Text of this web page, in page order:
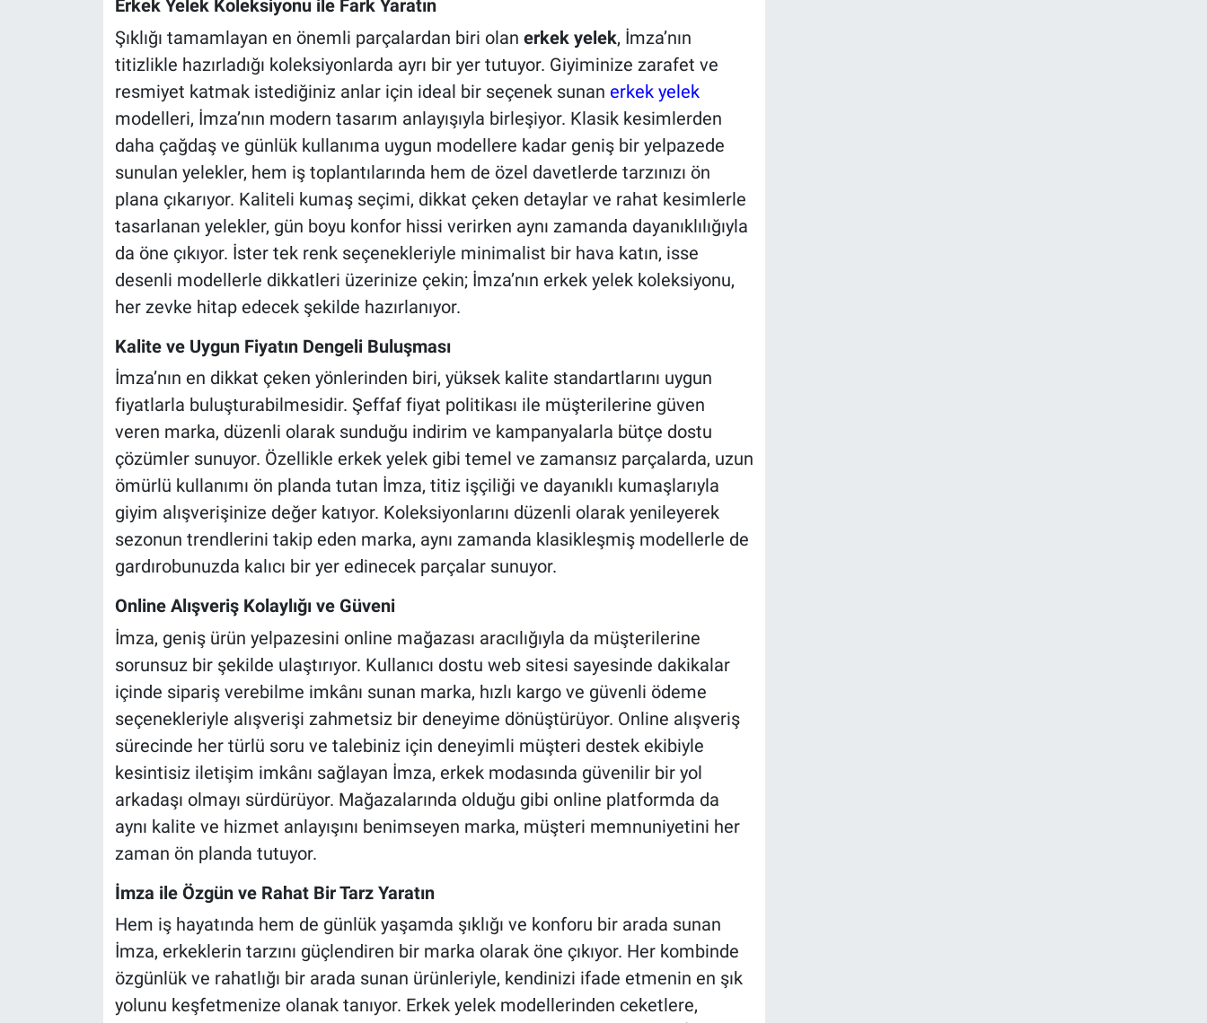
Erkek Yelek Koleksiyonu ile Fark Yaratın
Şıklığı tamamlayan en önemli parçalardan biri olan erkek yelek, İmza’nın
titizlikle hazırladığı koleksiyonlarda ayrı bir yer tutuyor. Giyiminize zarafet ve
resmiyet katmak istediğiniz anlar için ideal bir seçenek sunan erkek yelek
modelleri, İmza’nın modern tasarım anlayışıyla birleşiyor. Klasik kesimlerden
daha çağdaş ve günlük kullanıma uygun modellere kadar geniş bir yelpazede
sunulan yelekler, hem iş toplantılarında hem de özel davetlerde tarzınızı ön
plana çıkarıyor. Kaliteli kumaş seçimi, dikkat çeken detaylar ve rahat kesimlerle
tasarlanan yelekler, gün boyu konfor hissi verirken aynı zamanda dayanıklılığıyla
da öne çıkıyor. İster tek renk seçenekleriyle minimalist bir hava katın, isse
desenli modellerle dikkatleri üzerinize çekin; İmza’nın erkek yelek koleksiyonu,
her zevke hitap edecek şekilde hazırlanıyor.
Kalite ve Uygun Fiyatın Dengeli Buluşması
İmza’nın en dikkat çeken yönlerinden biri, yüksek kalite standartlarını uygun
fiyatlarla buluşturabilmesidir. Şeffaf fiyat politikası ile müşterilerine güven
veren marka, düzenli olarak sunduğu indirim ve kampanyalarla bütçe dostu
çözümler sunuyor. Özellikle erkek yelek gibi temel ve zamansız parçalarda, uzun
ömürlü kullanımı ön planda tutan İmza, titiz işçiliği ve dayanıklı kumaşlarıyla
giyim alışverişinize değer katıyor. Koleksiyonlarını düzenli olarak yenileyerek
sezonun trendlerini takip eden marka, aynı zamanda klasikleşmiş modellerle de
gardırobunuzda kalıcı bir yer edinecek parçalar sunuyor.
Online Alışveriş Kolaylığı ve Güveni
İmza, geniş ürün yelpazesini online mağazası aracılığıyla da müşterilerine
sorunsuz bir şekilde ulaştırıyor. Kullanıcı dostu web sitesi sayesinde dakikalar
içinde sipariş verebilme imkânı sunan marka, hızlı kargo ve güvenli ödeme
seçenekleriyle alışverişi zahmetsiz bir deneyime dönüştürüyor. Online alışveriş
sürecinde her türlü soru ve talebiniz için deneyimli müşteri destek ekibiyle
kesintisiz iletişim imkânı sağlayan İmza, erkek modasında güvenilir bir yol
arkadaşı olmayı sürdürüyor. Mağazalarında olduğu gibi online platformda da
aynı kalite ve hizmet anlayışını benimseyen marka, müşteri memnuniyetini her
zaman ön planda tutuyor.
İmza ile Özgün ve Rahat Bir Tarz Yaratın
Hem iş hayatında hem de günlük yaşamda şıklığı ve konforu bir arada sunan
İmza, erkeklerin tarzını güçlendiren bir marka olarak öne çıkıyor. Her kombinde
özgünlük ve rahatlığı bir arada sunan ürünleriyle, kendinizi ifade etmenin en şık
yolunu keşfetmenize olanak tanıyor. Erkek yelek modellerinden ceketlere,